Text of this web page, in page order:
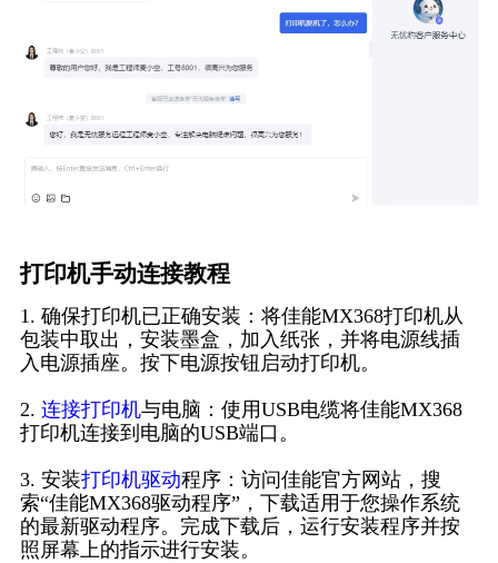
打印机手动连接教程
1. 确保打印机已正确安装：将佳能MX368打印机从
包装中取出，安装墨盒，加入纸张，并将电源线插
入电源插座。按下电源按钮启动打印机。
2. 连接打印机与电脑：使用USB电缆将佳能MX368
打印机连接到电脑的USB端口。
3. 安装打印机驱动程序：访问佳能官方网站，搜
索“佳能MX368驱动程序”，下载适用于您操作系统
的最新驱动程序。完成下载后，运行安装程序并按
照屏幕上的指示进行安装。